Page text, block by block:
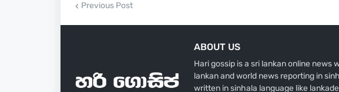
Previous Post
ABOUT US
Hari gossip is a sri lankan online
lankan and world news reporting in
written in sinhala language like